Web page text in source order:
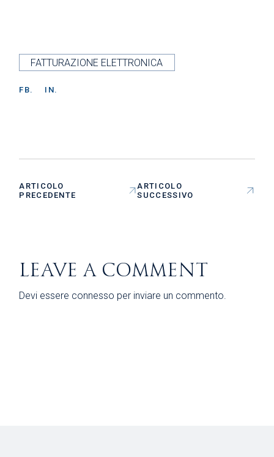
FATTURAZIONE ELETTRONICA
FB. IN.
ARTICOLO
PRECEDENTE
ARTICOLO
SUCCESSIVO
LEAVE A COMMENT
Devi essere connesso per inviare un commento.